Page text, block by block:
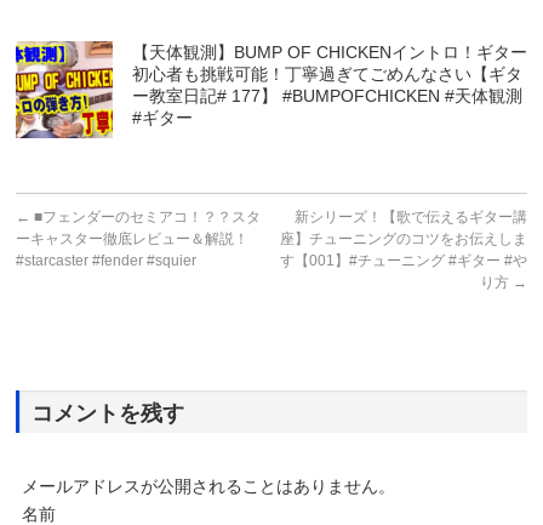
【天体観測】BUMP OF CHICKENイントロ！ギター
初心者も挑戦可能！丁寧過ぎてごめんなさい【ギタ
ー教室日記# 177】 #BUMPOFCHICKEN #天体観測
#ギター
← ■フェンダーのセミアコ！？？スタ
ーキャスター徹底レビュー＆解説！
#starcaster #fender #squier
新シリーズ！【歌で伝えるギター講
座】チューニングのコツをお伝えしま
す【001】#チューニング #ギター #や
り方 →
コメントを残す
メールアドレスが公開されることはありません。
名前